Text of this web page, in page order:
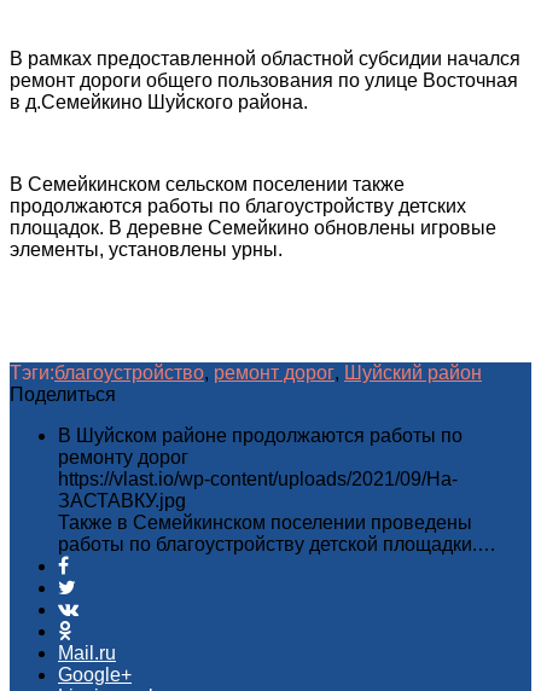
В рамках предоставленной областной субсидии начался
ремонт дороги общего пользования по улице Восточная
в д.Семейкино Шуйского района.
В Семейкинском сельском поселении также
продолжаются работы по благоустройству детских
площадок. В деревне Семейкино обновлены игровые
элементы, установлены урны.
Тэги:благоустройство, ремонт дорог, Шуйский район
Поделиться
В Шуйском районе продолжаются работы по
ремонту дорог
https://vlast.io/wp-content/uploads/2021/09/На-
ЗАСТАВКУ.jpg
Также в Семейкинском поселении проведены
работы по благоустройству детской площадки.…
Mail.ru
Google+